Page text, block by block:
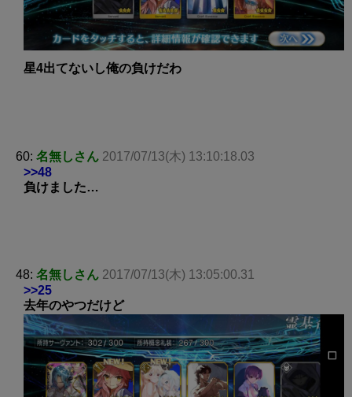
星4出てないし俺の負けだわ
60: 名無しさん 2017/07/13(木) 13:10:18.03
>>48
負けました…
48: 名無しさん 2017/07/13(木) 13:05:00.31
>>25
去年のやつだけど